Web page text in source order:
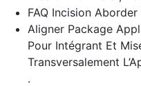
FAQ Incision
Aligner Package
Pour Intégrant Et
Transversalement
.